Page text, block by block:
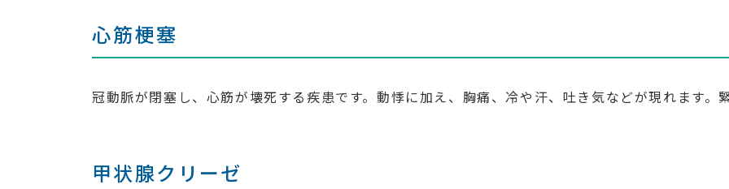
心筋梗塞
冠動脈が閉塞し、心筋が壊死する疾患です。動悸に加え、胸痛、冷や汗、吐き気などが現れます。
甲状腺クリーゼ